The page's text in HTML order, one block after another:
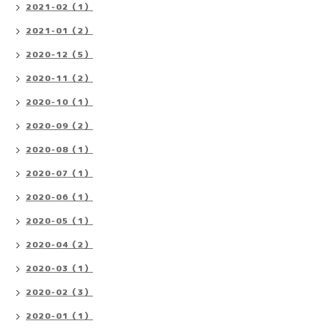
2021-02（1）
2021-01（2）
2020-12（5）
2020-11（2）
2020-10（1）
2020-09（2）
2020-08（1）
2020-07（1）
2020-06（1）
2020-05（1）
2020-04（2）
2020-03（1）
2020-02（3）
2020-01（1）